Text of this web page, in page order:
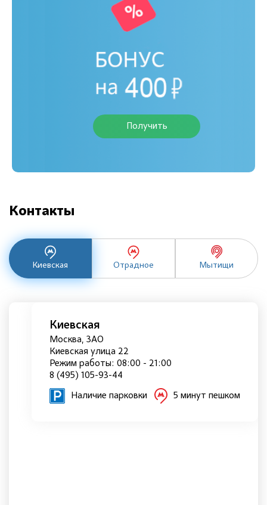
Получить
Контакты
Киевская Отрадное Мытищи
Киевская
Москва, ЗАО
Киевская улица 22
Режим работы: 08:00 - 21:00
8 (495) 105-93-44
Наличие парковки 5 минут пешком